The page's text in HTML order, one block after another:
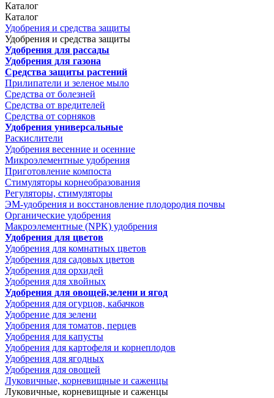
Каталог
Каталог
Удобрения и средства защиты
Удобрения и средства защиты
Удобрения для рассады
Удобрения для газона
Средства защиты растений
Прилипатели и зеленое мыло
Средства от болезней
Средства от вредителей
Средства от сорняков
Удобрения универсальные
Раскислители
Удобрения весенние и осенние
Микроэлементные удобрения
Приготовление компоста
Стимуляторы корнеобразования
Регуляторы, стимуляторы
ЭМ-удобрения и восстановление плодородия почвы
Органические удобрения
Макроэлементные (NPK) удобрения
Удобрения для цветов
Удобрения для комнатных цветов
Удобрения для садовых цветов
Удобрения для орхидей
Удобрения для хвойных
Удобрения для овощей,зелени и ягод
Удобрения для огурцов, кабачков
Удобрение для зелени
Удобрения для томатов, перцев
Удобрения для капусты
Удобрения для картофеля и корнеплодов
Удобрения для ягодных
Удобрения для овощей
Луковичные, корневищные и саженцы
Луковичные, корневищные и саженцы